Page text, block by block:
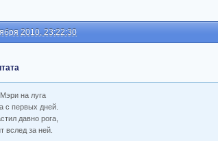
2010, 23:22:30
на луга
с первых дней.
давно рога,
вслед за ней.